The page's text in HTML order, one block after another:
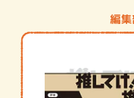
編